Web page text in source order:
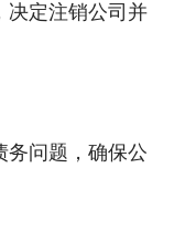
决定注销公司并
务问题，确保公